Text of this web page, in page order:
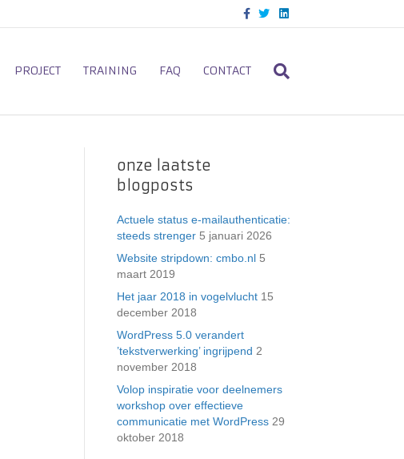
c
o
o
T
i
e
L
n
d
PROJECT TRAINING FAQ CONTACT
onze laatste
blogposts
Actuele status e-mailauthenticatie:
steeds strenger 5 januari 2026
Website stripdown: cmbo.nl 5
maart 2019
Het jaar 2018 in vogelvlucht 15
december 2018
WordPress 5.0 verandert
’tekstverwerking’ ingrijpend 2
november 2018
Volop inspiratie voor deelnemers
workshop over effectieve
communicatie met WordPress 29
oktober 2018